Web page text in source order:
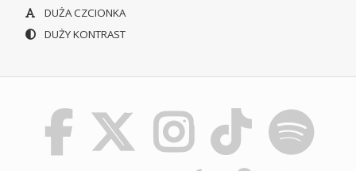
DUŻA CZCIONKA
DUŻY KONTRAST